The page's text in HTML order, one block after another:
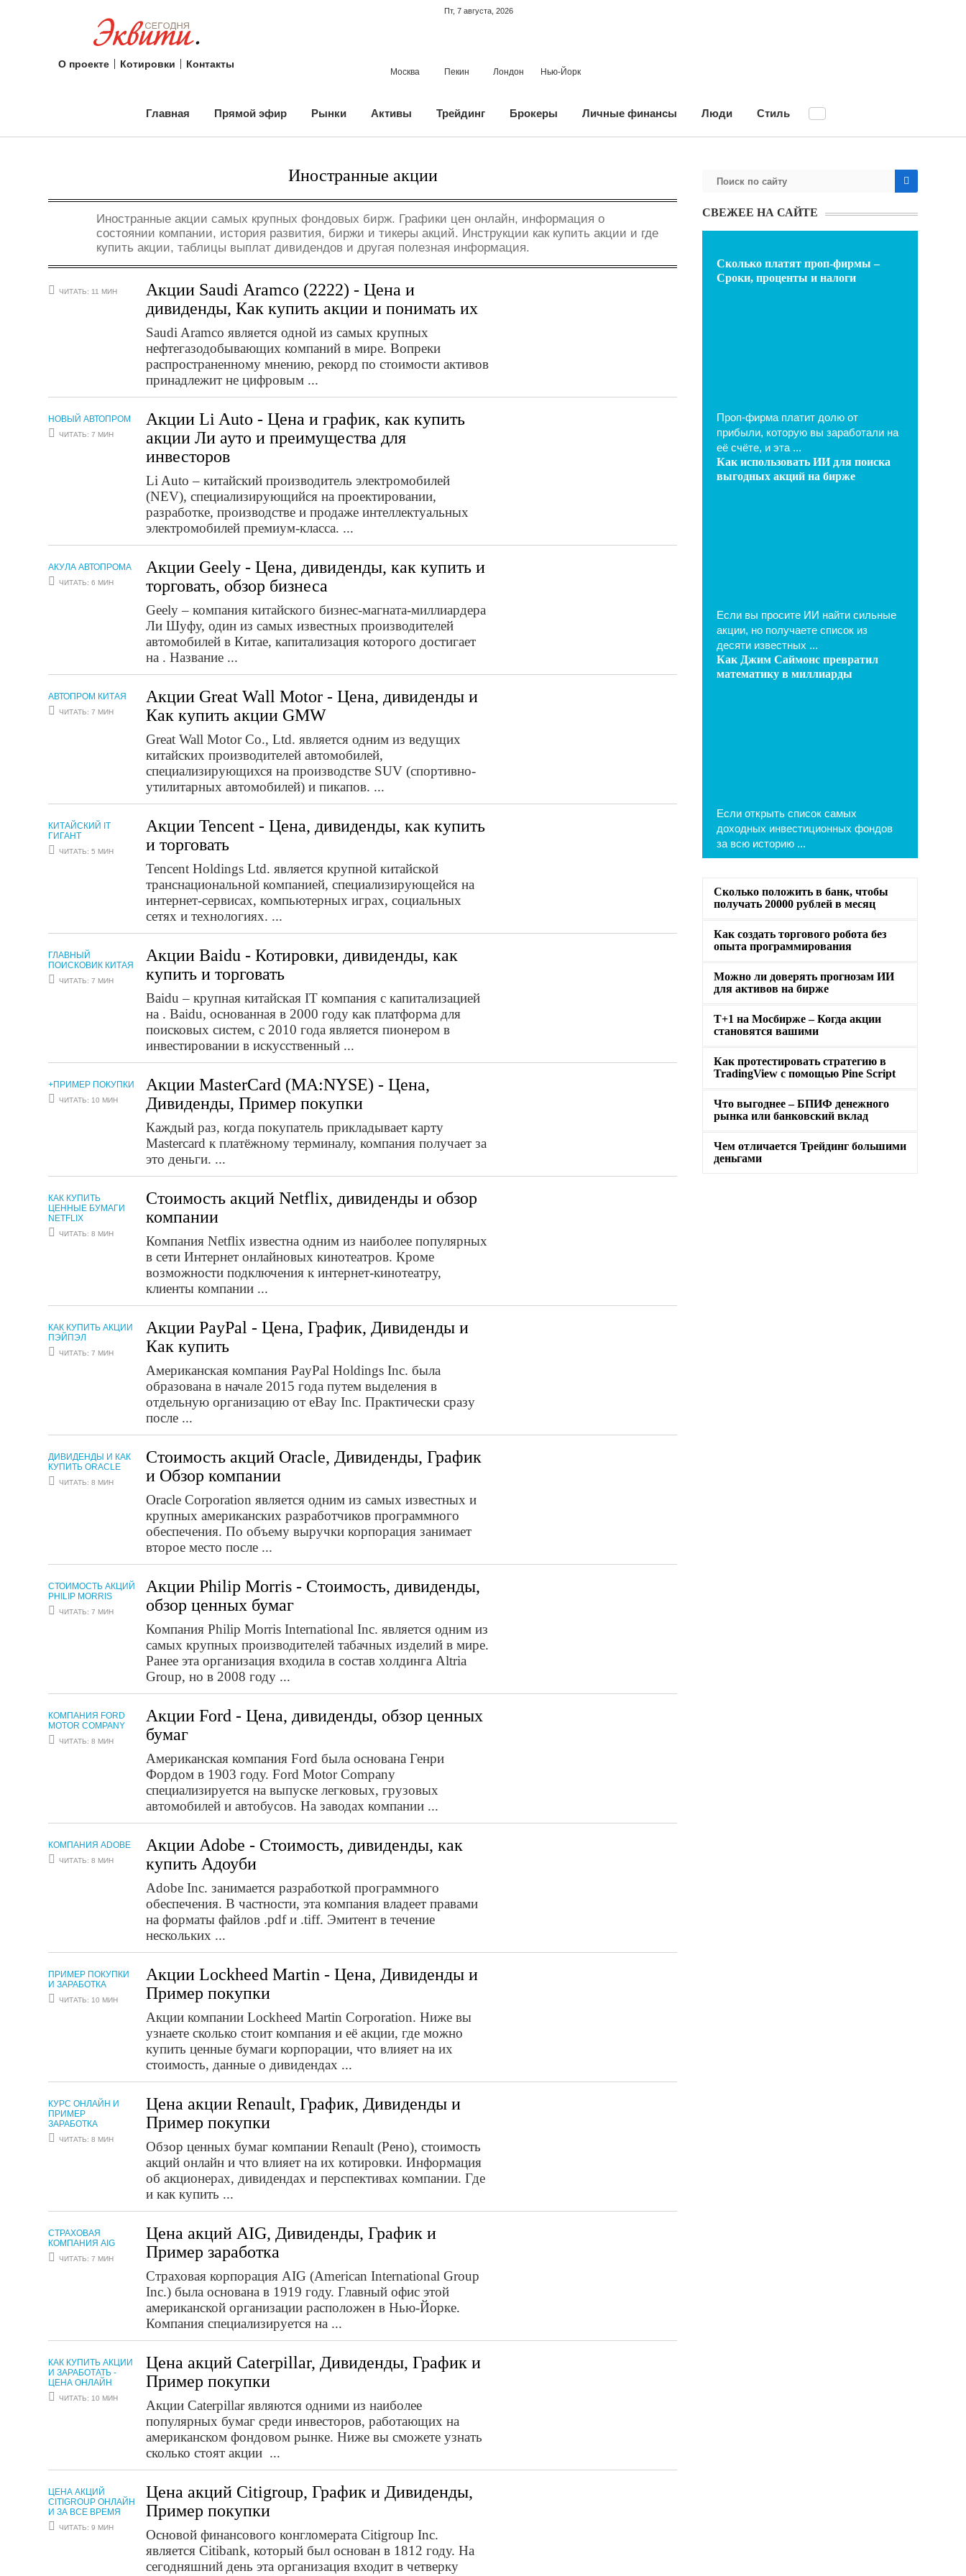
О проекте Котировки Контакты
Пт, 7 августа, 2026
Москва Пекин Лондон Нью-Йорк
Главная Прямой эфир Рынки Активы Трейдинг Брокеры Личные финансы Люди Стиль
Иностранные акции
Иностранные акции самых крупных фондовых бирж. Графики цен онлайн, информация о
состоянии компании, история развития, биржи и тикеры акций. Инструкции как купить акции и где
купить акции, таблицы выплат дивидендов и другая полезная информация.
ЧИТАТЬ: 11 МИН
Акции Saudi Aramco (2222) - Цена и
дивиденды, Как купить акции и понимать их
Saudi Aramco является одной из самых крупных
нефтегазодобывающих компаний в мире. Вопреки
распространенному мнению, рекорд по стоимости активов
принадлежит не цифровым ...
НОВЫЙ АВТОПРОМ
ЧИТАТЬ: 7 МИН
Акции Li Auto - Цена и график, как купить
акции Ли ауто и преимущества для
инвесторов
Li Auto – китайский производитель электромобилей
(NEV), специализирующийся на проектировании,
разработке, производстве и продаже интеллектуальных
электромобилей премиум-класса. ...
АКУЛА АВТОПРОМА
ЧИТАТЬ: 6 МИН
Акции Geely - Цена, дивиденды, как купить и
торговать, обзор бизнеса
Geely – компания китайского бизнес-магната-миллиардера
Ли Шуфу, один из самых известных производителей
автомобилей в Китае, капитализация которого достигает
на . Название ...
АВТОПРОМ КИТАЯ
ЧИТАТЬ: 7 МИН
Акции Great Wall Motor - Цена, дивиденды и
Как купить акции GMW
Great Wall Motor Co., Ltd. является одним из ведущих
китайских производителей автомобилей,
специализирующихся на производстве SUV (спортивно-
утилитарных автомобилей) и пикапов. ...
КИТАЙСКИЙ IT
ГИГАНТ
ЧИТАТЬ: 5 МИН
Акции Tencent - Цена, дивиденды, как купить
и торговать
Tencent Holdings Ltd. является крупной китайской
транснациональной компанией, специализирующейся на
интернет-сервисах, компьютерных играх, социальных
сетях и технологиях. ...
ГЛАВНЫЙ
ПОИСКОВИК КИТАЯ
ЧИТАТЬ: 7 МИН
Акции Baidu - Котировки, дивиденды, как
купить и торговать
Baidu – крупная китайская IT компания с капитализацией
на . Baidu, основанная в 2000 году как платформа для
поисковых систем, с 2010 года является пионером в
инвестировании в искусственный ...
+ПРИМЕР ПОКУПКИ
ЧИТАТЬ: 10 МИН
Акции MasterCard (MA:NYSE) - Цена,
Дивиденды, Пример покупки
Каждый раз, когда покупатель прикладывает карту
Mastercard к платёжному терминалу, компания получает за
это деньги. ...
КАК КУПИТЬ
ЦЕННЫЕ БУМАГИ
NETFLIX
ЧИТАТЬ: 8 МИН
Стоимость акций Netflix, дивиденды и обзор
компании
Компания Netflix известна одним из наиболее популярных
в сети Интернет онлайновых кинотеатров. Кроме
возможности подключения к интернет-кинотеатру,
клиенты компании ...
КАК КУПИТЬ АКЦИИ
ПЭЙПЭЛ
ЧИТАТЬ: 7 МИН
Акции PayPal - Цена, График, Дивиденды и
Как купить
Американская компания PayPal Holdings Inc. была
образована в начале 2015 года путем выделения в
отдельную организацию от eBay Inc. Практически сразу
после ...
ДИВИДЕНДЫ И КАК
КУПИТЬ ORACLE
ЧИТАТЬ: 8 МИН
Стоимость акций Oracle, Дивиденды, График
и Обзор компании
Oracle Corporation является одним из самых известных и
крупных американских разработчиков программного
обеспечения. По объему выручки корпорация занимает
второе место после ...
СТОИМОСТЬ АКЦИЙ
PHILIP MORRIS
ЧИТАТЬ: 7 МИН
Акции Philip Morris - Стоимость, дивиденды,
обзор ценных бумаг
Компания Philip Morris International Inc. является одним из
самых крупных производителей табачных изделий в мире.
Ранее эта организация входила в состав холдинга Altria
Group, но в 2008 году ...
КОМПАНИЯ FORD
MOTOR COMPANY
ЧИТАТЬ: 8 МИН
Акции Ford - Цена, дивиденды, обзор ценных
бумаг
Американская компания Ford была основана Генри
Фордом в 1903 году. Ford Motor Company
специализируется на выпуске легковых, грузовых
автомобилей и автобусов. На заводах компании ...
КОМПАНИЯ ADOBE
ЧИТАТЬ: 8 МИН
Акции Adobe - Стоимость, дивиденды, как
купить Адоуби
Adobe Inc. занимается разработкой программного
обеспечения. В частности, эта компания владеет правами
на форматы файлов .pdf и .tiff. Эмитент в течение
нескольких ...
ПРИМЕР ПОКУПКИ
И ЗАРАБОТКА
ЧИТАТЬ: 10 МИН
Акции Lockheed Martin - Цена, Дивиденды и
Пример покупки
Акции компании Lockheed Martin Corporation. Ниже вы
узнаете сколько стоит компания и её акции, где можно
купить ценные бумаги корпорации, что влияет на их
стоимость, данные о дивидендах ...
КУРС ОНЛАЙН И
ПРИМЕР
ЗАРАБОТКА
ЧИТАТЬ: 8 МИН
Цена акции Renault, График, Дивиденды и
Пример покупки
Обзор ценных бумаг компании Renault (Рено), стоимость
акций онлайн и что влияет на их котировки. Информация
об акционерах, дивидендах и перспективах компании. Где
и как купить ...
СТРАХОВАЯ
КОМПАНИЯ AIG
ЧИТАТЬ: 7 МИН
Цена акций AIG, Дивиденды, График и
Пример заработка
Страховая корпорация AIG (American International Group
Inc.) была основана в 1919 году. Главный офис этой
американской организации расположен в Нью-Йорке.
Компания специализируется на ...
КАК КУПИТЬ АКЦИИ
И ЗАРАБОТАТЬ -
ЦЕНА ОНЛАЙН
ЧИТАТЬ: 10 МИН
Цена акций Caterpillar, Дивиденды, График и
Пример покупки
Акции Caterpillar являются одними из наиболее
популярных бумаг среди инвесторов, работающих на
американском фондовом рынке. Ниже вы сможете узнать
сколько стоят акции ...
ЦЕНА АКЦИЙ
CITIGROUP ОНЛАЙН
И ЗА ВСЕ ВРЕМЯ
ЧИТАТЬ: 9 МИН
Цена акций Citigroup, График и Дивиденды,
Пример покупки
Основой финансового конгломерата Citigroup Inc.
является Citibank, который был основан в 1812 году. На
сегодняшний день эта организация входит в четверку
СВЕЖЕЕ НА САЙТЕ
Сколько платят проп-фирмы –
Сроки, проценты и налоги
Проп-фирма платит долю от
прибыли, которую вы заработали на
её счёте, и эта ...
Как использовать ИИ для поиска
выгодных акций на бирже
Если вы просите ИИ найти сильные
акции, но получаете список из
десяти известных ...
Как Джим Саймонс превратил
математику в миллиарды
Если открыть список самых
доходных инвестиционных фондов
за всю историю ...
Сколько положить в банк, чтобы
получать 20000 рублей в месяц
Как создать торгового робота без
опыта программирования
Можно ли доверять прогнозам ИИ
для активов на бирже
Т+1 на Мосбирже – Когда акции
становятся вашими
Как протестировать стратегию в
TradingView с помощью Pine Script
Что выгоднее – БПИФ денежного
рынка или банковский вклад
Чем отличается Трейдинг большими
деньгами